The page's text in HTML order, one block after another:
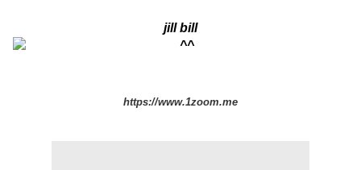
jill bill
https://www.1zoom.me